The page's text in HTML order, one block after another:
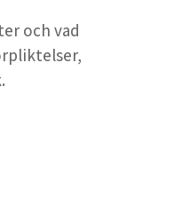
och vad